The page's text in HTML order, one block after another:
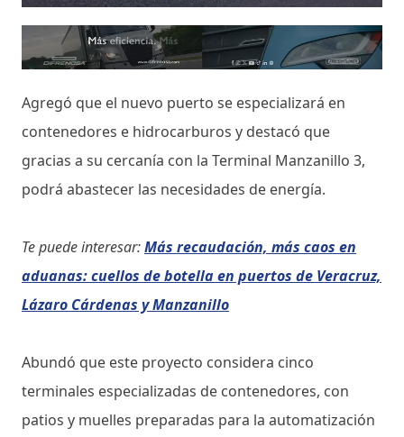
Agregó que el nuevo puerto se especializará en
contenedores e hidrocarburos y destacó que
gracias a su cercanía con la Terminal Manzanillo 3,
podrá abastecer las necesidades de energía.
Te puede interesar:Más recaudación, más caos en
aduanas: cuellos de botella en puertos de Veracruz,
Lázaro Cárdenas y Manzanillo
Abundó que este proyecto considera cinco
terminales especializadas de contenedores, con
patios y muelles preparadas para la automatización